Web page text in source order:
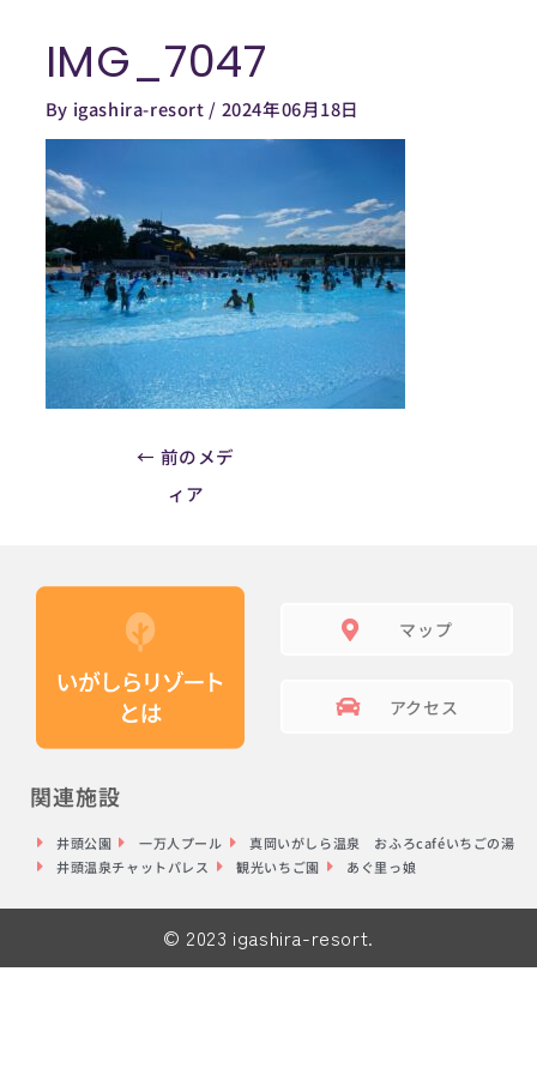
IMG_7047
By igashira-resort / 2024年06月18日
Post
navigation
← 前のメデ
ィア
マップ
アクセス
関連施設
井頭公園 一万人プール
真岡いがしら温泉 おふろcaféいちごの湯
井頭温泉チャットパレス
観光いちご園 あぐ里っ娘
© 2023 igashira-resort.